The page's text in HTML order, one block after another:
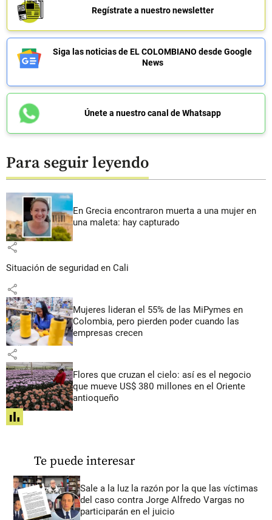
Regístrate a nuestro newsletter
Siga las noticias de EL COLOMBIANO desde Google
News
Únete a nuestro canal de Whatsapp
Para seguir leyendo
En Grecia encontraron muerta a una mujer en
una maleta: hay capturado
share
Situación de seguridad en Cali
share
Mujeres lideran el 55% de las MiPymes en
Colombia, pero pierden poder cuando las
empresas crecen
share
Flores que cruzan el cielo: así es el negocio
que mueve US$ 380 millones en el Oriente
antioqueño
share
Te puede interesar
Sale a la luz la razón por la que las víctimas
del caso contra Jorge Alfredo Vargas no
participarán en el juicio